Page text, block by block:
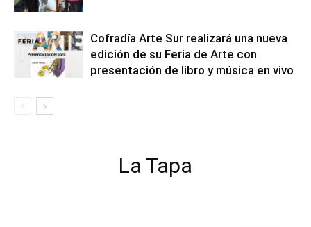
Cofradía Arte Sur realizará una nueva
edición de su Feria de Arte con
presentación de libro y música en vivo
La Tapa